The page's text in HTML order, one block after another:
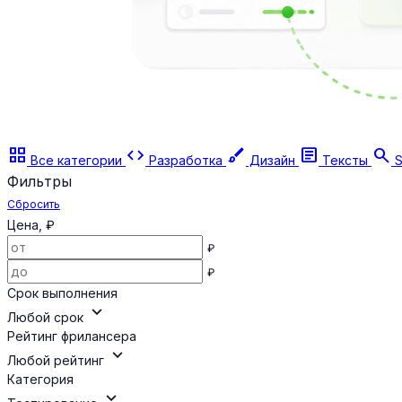
grid_view Все категории code Разработка brush Дизайн article Тексты search
Фильтры
Сбросить
Цена, ₽
₽
₽
Срок выполнения
Любой срок expand_more
Рейтинг фрилансера
Любой рейтинг expand_more
Категория